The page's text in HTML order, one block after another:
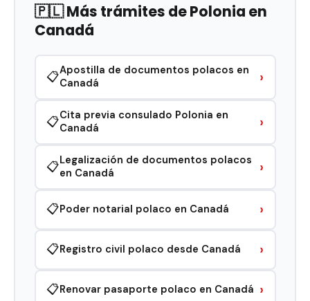
🇵🇱 Más trámites de Polonia en
Canadá
📋Apostilla de documentos polacos en
Canadá
›
📋Cita previa consulado Polonia en
Canadá
›
📋Legalización de documentos polacos
en Canadá
›
📋Poder notarial polaco en Canadá ›
📋Registro civil polaco desde Canadá ›
📋Renovar pasaporte polaco en Canadá ›